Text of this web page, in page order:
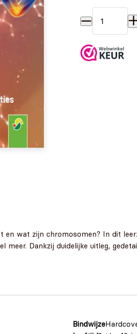
Wij weten veel
wat zijn chromosomen? In dit
Dankzij duidelijke uitleg,
Bindwijze